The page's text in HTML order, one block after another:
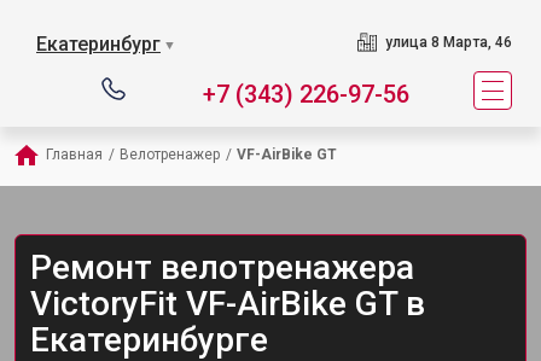
Екатеринбург ▼ улица 8 Марта, 46
+7 (343) 226-97-56
Главная / Велотренажер / VF-AirBike GT
Ремонт велотренажера
VictoryFit VF-AirBike GT в
Екатеринбурге